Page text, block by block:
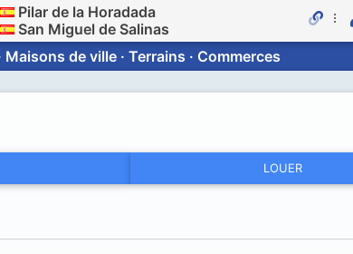
Pilar de la Horadada
San Miguel de Salinas
de ville · Terrains · Commerces
LOUER